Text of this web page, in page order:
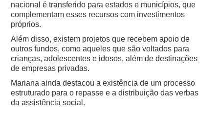
nacional é transferido para estados e municípios, que
complementam esses recursos com investimentos
próprios.
Além disso, existem projetos que recebem apoio de
outros fundos, como aqueles que são voltados para
crianças, adolescentes e idosos, além de destinações
de empresas privadas.
Mariana ainda destacou a existência de um processo
estruturado para o repasse e a distribuição das verbas
da assistência social.